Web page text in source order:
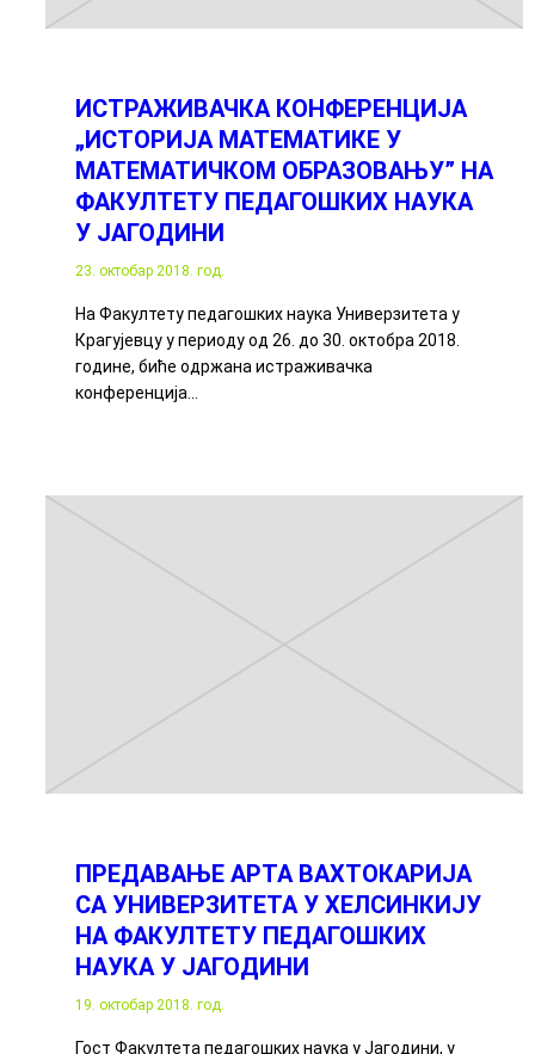
ИСТРАЖИВАЧКА КОНФЕРЕНЦИЈА
„ИСТОРИЈА МАТЕМАТИКЕ У
МАТЕМАТИЧКОМ ОБРАЗОВАЊУ” НА
ФАКУЛТЕТУ ПЕДАГОШКИХ НАУКА
У ЈАГОДИНИ
23. октобар 2018. год.
На Факултету педагошких наука Универзитета у
Крагујевцу у периоду од 26. до 30. октобра 2018.
године, биће одржана истраживачка
конференција…
ПРЕДАВАЊЕ АРТА ВАХТОКАРИЈА
СА УНИВЕРЗИТЕТА У ХЕЛСИНКИЈУ
НА ФАКУЛТЕТУ ПЕДАГОШКИХ
НАУКА У ЈАГОДИНИ
19. октобар 2018. год.
Гост Факултета педагошких наука у Јагодини, у